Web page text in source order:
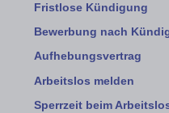
Fristlose Kündigung
Bewerbung nach
Aufhebungsvertrag
Arbeitslos melden
Sperrzeit beim